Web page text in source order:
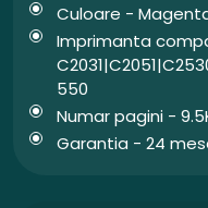
Culoare -
Imprimanta
550
Numar pagini -
Garantia - 24